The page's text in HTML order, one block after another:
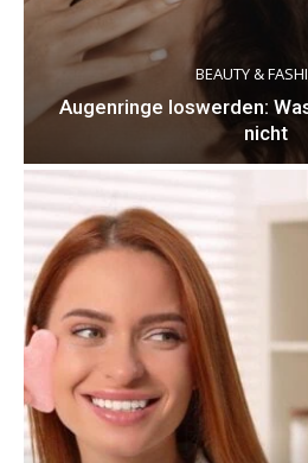
BEAUTY &
Augenringe loswerden:
nicht